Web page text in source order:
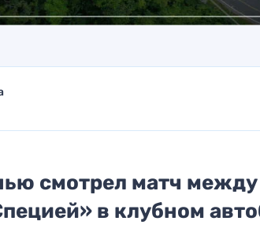
смотрел матч между
в клубном